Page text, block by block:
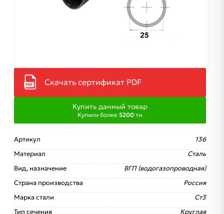
Скачать сертификат PDF
Купить данный товар
Купили более5200 тн
Артикул
136
Материал
Сталь
Вид, назначение
ВГП (водогазопроводная)
Страна производства
Россия
Марка стали
Ст3
Тип сечения
Круглая